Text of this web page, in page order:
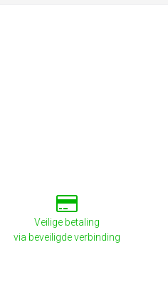
Veilige betaling
via beveiligde verbinding